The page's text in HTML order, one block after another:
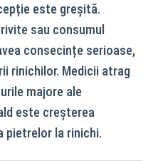
este greșită.
sau consumul
consecințe serioase,
rinichilor. Medicii atrag
majore ale
este creșterea
pietrelor la rinichi.